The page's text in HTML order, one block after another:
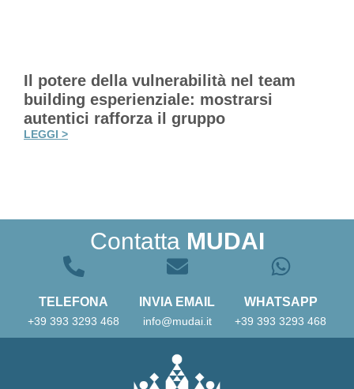
Il potere della vulnerabilità nel team
building esperienziale: mostrarsi
autentici rafforza il gruppo
LEGGI >
Contatta MUDAI
TELEFONA
+39 393 3293 468
INVIA EMAIL
info@mudai.it
WHATSAPP
+39 393 3293 468